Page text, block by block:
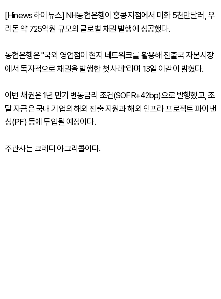
[Hinews 하이뉴스] NH농협은행이 홍콩지점에서 미화 5천만달러, 우
리돈 약 725억원 규모의 글로벌 채권 발행에 성공했다.
농협은행은 "국외 영업점이 현지 네트워크를 활용해 진출국 자본시장
에서 독자적으로 채권을 발행한 첫 사례"라며 13일 이같이 밝혔다.
이번 채권은 1년 만기 변동금리 조건(SOFR+42bp)으로 발행했고, 조
달 자금은 국내 기업의 해외 진출 지원과 해외 인프라 프로젝트 파이낸
싱(PF) 등에 투입될 예정이다.
주관사는 크레디 아그리콜이다.